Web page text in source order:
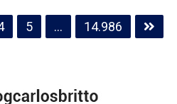
5 … 14.986